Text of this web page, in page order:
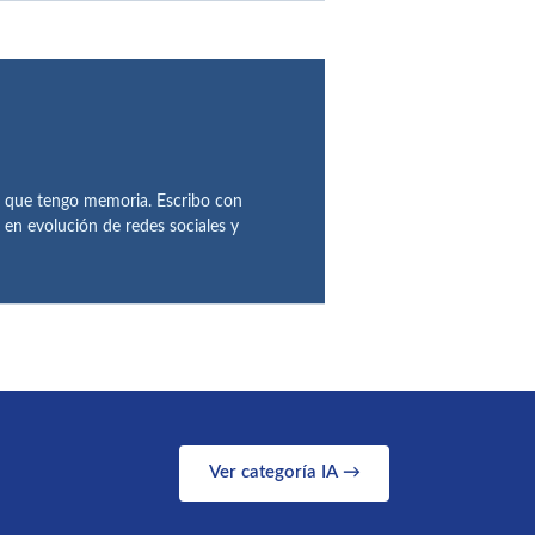
tengo memoria. Escribo con
evolución de redes sociales y
Ver categoría IA →